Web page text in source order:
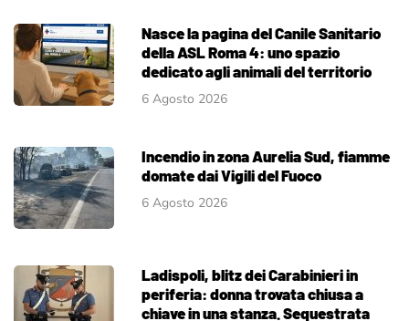
Nasce la pagina del Canile Sanitario
della ASL Roma 4: uno spazio
dedicato agli animali del territorio
6 Agosto 2026
Incendio in zona Aurelia Sud, fiamme
domate dai Vigili del Fuoco
6 Agosto 2026
Ladispoli, blitz dei Carabinieri in
periferia: donna trovata chiusa a
chiave in una stanza. Sequestrata